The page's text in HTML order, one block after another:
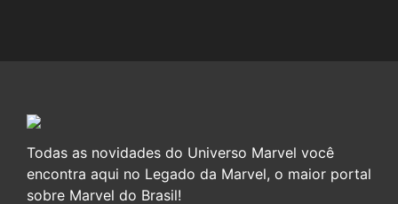
Todas as novidades do Universo Marvel você
encontra aqui no Legado da Marvel, o maior portal
sobre Marvel do Brasil!